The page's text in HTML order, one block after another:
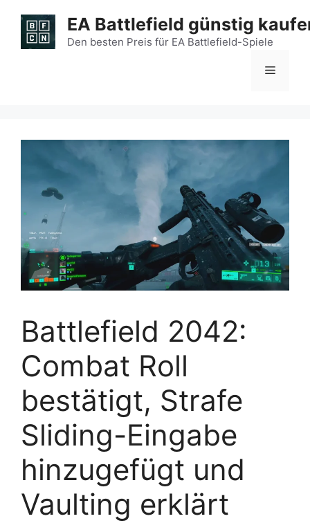
Inhalt
springen
EA Battlefield günstig
Den besten Preis für EA Battlefield-Spiele
Menü
Battlefield 2042:
Combat Roll
bestätigt, Strafe
Sliding-Eingabe
hinzugefügt und
Vaulting erklärt